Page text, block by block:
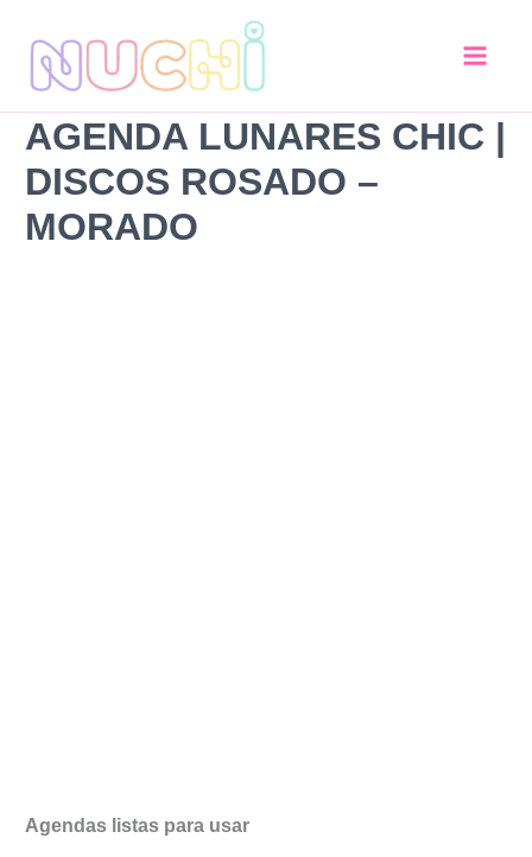
contenido
AGENDA LUNARES CHIC |
DISCOS ROSADO –
MORADO
Agendas listas para usar
chic
Rosado
-
Morado
cantidad